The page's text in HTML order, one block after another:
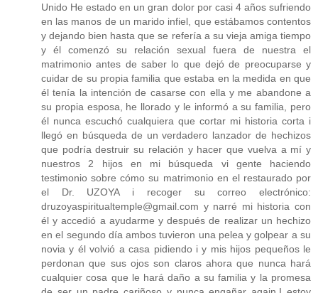
Unido He estado en un gran dolor por casi 4 años sufriendo
en las manos de un marido infiel, que estábamos contentos
y dejando bien hasta que se refería a su vieja amiga tiempo
y él comenzó su relación sexual fuera de nuestra el
matrimonio antes de saber lo que dejó de preocuparse y
cuidar de su propia familia que estaba en la medida en que
él tenía la intención de casarse con ella y me abandone a
su propia esposa, he llorado y le informó a su familia, pero
él nunca escuchó cualquiera que cortar mi historia corta i
llegó en búsqueda de un verdadero lanzador de hechizos
que podría destruir su relación y hacer que vuelva a mí y
nuestros 2 hijos en mi búsqueda vi gente haciendo
testimonio sobre cómo su matrimonio en el restaurado por
el Dr. UZOYA i recoger su correo electrónico:
druzoyaspiritualtemple@gmail.com y narré mi historia con
él y accedió a ayudarme y después de realizar un hechizo
en el segundo día ambos tuvieron una pelea y golpear a su
novia y él volvió a casa pidiendo i y mis hijos pequeños le
perdonan que sus ojos son claros ahora que nunca hará
cualquier cosa que le hará daño a su familia y la promesa